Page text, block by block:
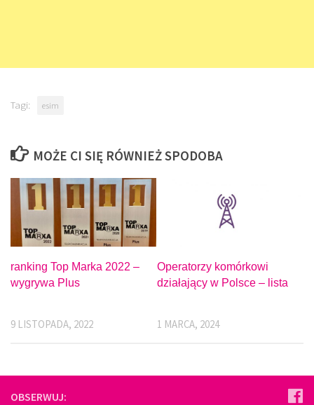
Tagi: esim
MOŻE CI SIĘ RÓWNIEŻ SPODOBA
ranking Top Marka 2022 –
wygrywa Plus
9 LISTOPADA, 2022
Operatorzy komórkowi
działający w Polsce – lista
1 MARCA, 2024
OBSERWUJ: